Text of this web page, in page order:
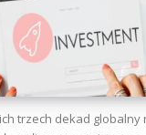
trzech dekad globalny